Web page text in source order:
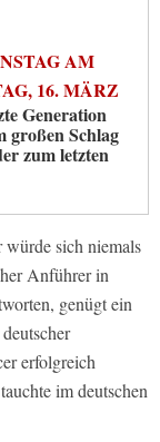
AM
16. MÄRZ
Generation
großen Schlag
zum letzten
sich niemals
Anführer in
genügt ein
erfolgreich
im deutschen